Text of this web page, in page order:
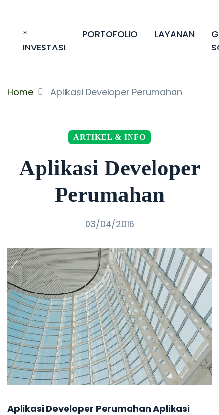
*
INVESTASI
PORTOFOLIO LAYANAN
Home Aplikasi Developer Perumahan
ARTIKEL & INFO
Aplikasi Developer
Perumahan
03/04/2016
Aplikasi Developer Perumahan Aplikasi